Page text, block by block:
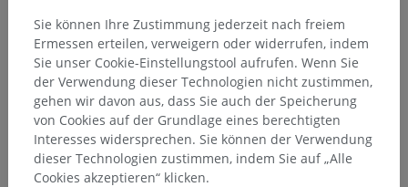
HOLE SIE SICH DIE APP
Sie können Ihre Zustimmung jederzeit nach freiem
Ermessen erteilen, verweigern oder widerrufen, indem
Sie unser Cookie-Einstellungstool aufrufen. Wenn Sie
der Verwendung dieser Technologien nicht zustimmen,
gehen wir davon aus, dass Sie auch der Speicherung
von Cookies auf der Grundlage eines berechtigten
Interesses widersprechen. Sie können der Verwendung
dieser Technologien zustimmen, indem Sie auf „Alle
Cookies akzeptieren“ klicken.